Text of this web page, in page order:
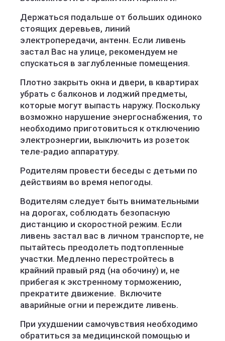
Держаться подальше от больших одиноко
стоящих деревьев, линий
электропередачи, антенн. Если ливень
застал Вас на улице, рекомендуем не
спускаться в заглубленные помещения.
Плотно закрыть окна и двери, в квартирах
убрать с балконов и лоджий предметы,
которые могут выпасть наружу. Поскольку
возможно нарушение энергоснабжения, то
необходимо приготовиться к отключению
электроэнергии, выключить из розеток
теле-радио аппаратуру.
Родителям провести беседы с детьми по
действиям во время непогоды.
Водителям следует быть внимательными
на дорогах, соблюдать безопасную
дистанцию и скоростной режим. Если
ливень застал вас в личном транспорте, не
пытайтесь преодолеть подтопленные
участки. Медленно перестройтесь в
крайний правый ряд (на обочину) и, не
прибегая к экстренному торможению,
прекратите движение. Включите
аварийные огни и переждите ливень.
При ухудшении самочувствия необходимо
обратиться за медицинской помощью и